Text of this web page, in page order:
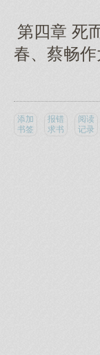
第四章 死
春、蔡畅
添加
书签
报错
求书
阅读
记录